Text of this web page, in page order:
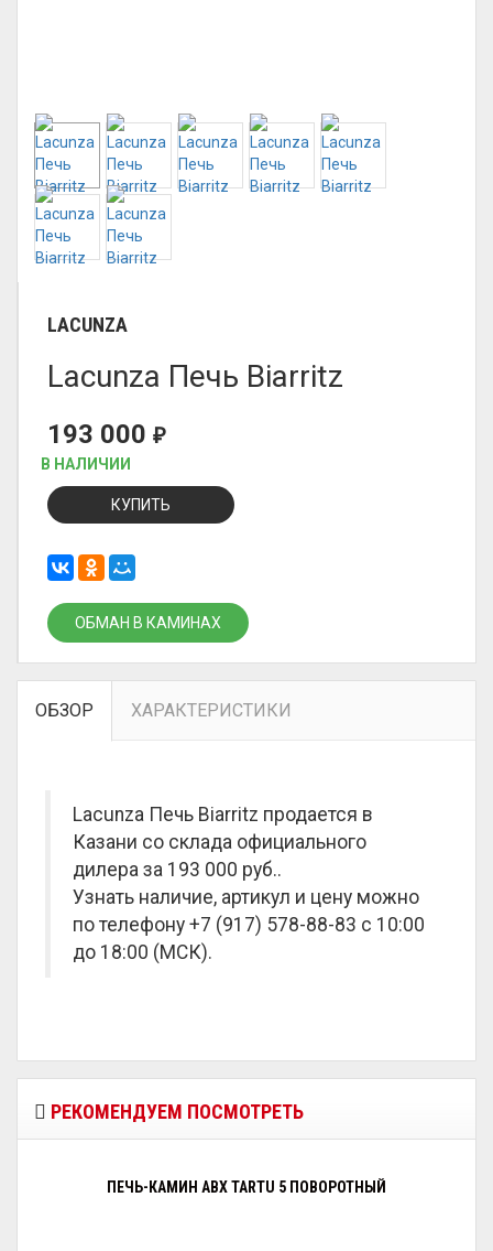
LACUNZA
Lacunza Печь Biarritz
193 000 ₽
В НАЛИЧИИ
КУПИТЬ
ОБМАН В КАМИНАХ
ОБЗОР ХАРАКТЕРИСТИКИ
Lacunza Печь Biarritz продается в
Казани со склада официального
дилера за 193 000 руб..
Узнать наличие, артикул и цену можно
по телефону +7 (917) 578-88-83 с 10:00
до 18:00 (МСК).
РЕКОМЕНДУЕМ ПОСМОТРЕТЬ
ПЕЧЬ-КАМИН ABX TARTU 5 ПОВОРОТНЫЙ